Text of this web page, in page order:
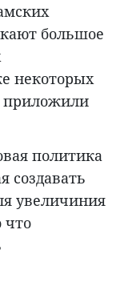
большое
некоторых
приложили
политика
создавать
увеличиния
что